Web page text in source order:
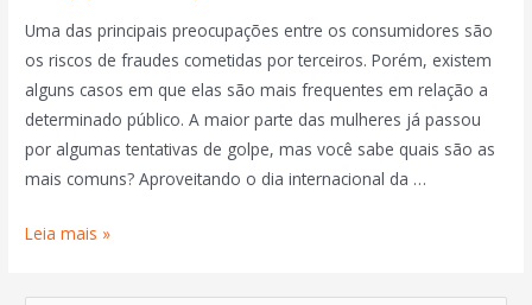
Uma das principais preocupações entre os consumidores são
os riscos de fraudes cometidas por terceiros. Porém, existem
alguns casos em que elas são mais frequentes em relação a
determinado público. A maior parte das mulheres já passou
por algumas tentativas de golpe, mas você sabe quais são as
mais comuns? Aproveitando o dia internacional da …
Leia mais »